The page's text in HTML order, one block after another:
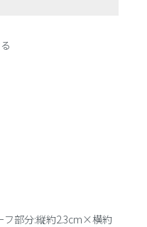
フ部分:縦約2.3cm×横約